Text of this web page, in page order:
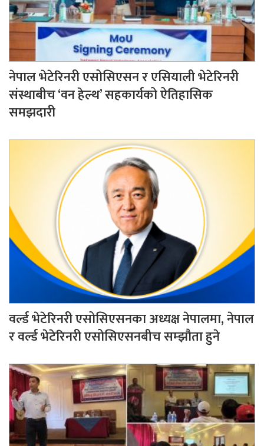
नेपाल भेटेरिनरी एसोसिएसन र एसियाली भेटेरिनरी
संस्थाबीच ‘वन हेल्थ’ सहकार्यको ऐतिहासिक
समझदारी
वर्ल्ड भेटेरिनरी एसोसिएसनका अध्यक्ष नेपालमा, नेपाल
र वर्ल्ड भेटेरिनरी एसोसिएसनबीच सम्झौता हुने